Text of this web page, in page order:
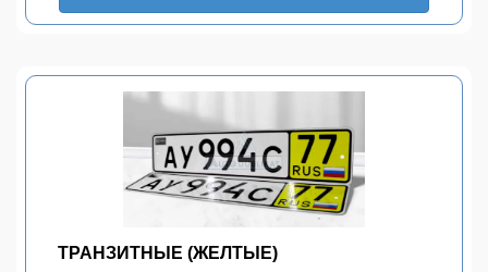
ТРАНЗИТНЫЕ (ЖЕЛТЫЕ)